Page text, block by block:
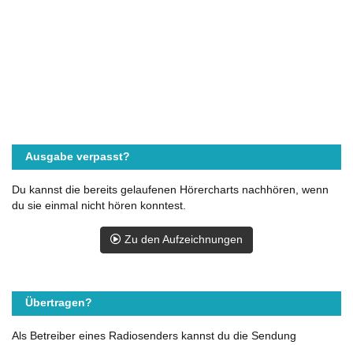
Ausgabe verpasst?
Du kannst die bereits gelaufenen Hörercharts nachhören, wenn
du sie einmal nicht hören konntest.
Zu den Aufzeichnungen
Übertragen?
Als Betreiber eines Radiosenders kannst du die Sendung